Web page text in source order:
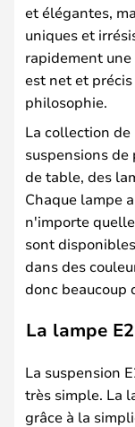
et élégantes,
uniques et
rapidement
est net et
philosophie.
La collection
suspensions
de table, des
Chaque lampe
n'importe
sont
dans des
donc beaucoup
La lampe
La suspension
très simple. La
grâce à la